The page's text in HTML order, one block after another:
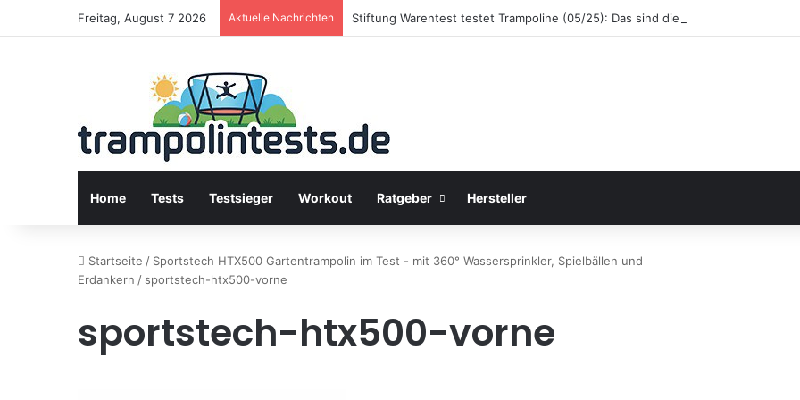
Freitag, August 7 2026 Aktuelle Nachrichten Stiftung Warentest testet Trampoline (05/25): Das sind die besten Trampoline
Home Tests Testsieger Workout Ratgeber Hersteller
Startseite / Sportstech HTX500 Gartentrampolin im Test - mit 360° Wassersprinkler, Spielbällen und
Erdankern / sportstech-htx500-vorne
sportstech-htx500-vorne